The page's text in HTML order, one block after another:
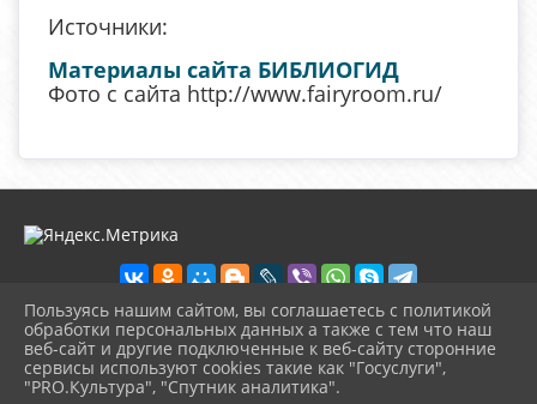
Источники:
Материалы сайта БИБЛИОГИД
Фото с сайта http://www.fairyroom.ru/
2026 г. detbibl-novomih.ru
Вход
Карта сайта
Пользуясь нашим сайтом, вы соглашаетесь с политикой
обработки персональных данных а также с тем что наш
веб-сайт и другие подключенные к веб-сайту сторонние
сервисы используют cookies такие как "Госуслуги",
"PRO.Культура", "Спутник аналитика".